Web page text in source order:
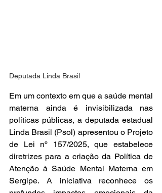
Deputada Linda Brasil
Em um contexto em que a saúde mental
materna ainda é invisibilizada nas
políticas públicas, a deputada estadual
Linda Brasil (Psol) apresentou o Projeto
de Lei nº 157/2025, que estabelece
diretrizes para a criação da Política de
Atenção à Saúde Mental Materna em
Sergipe. A iniciativa reconhece os